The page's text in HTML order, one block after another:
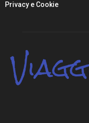
Privacy e Cookie